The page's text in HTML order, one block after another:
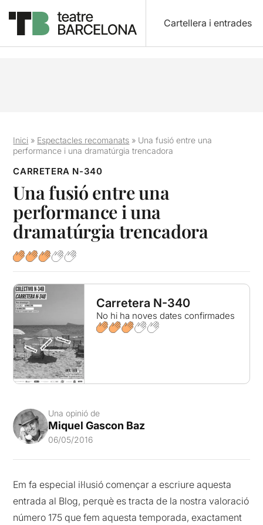
Cartellera i entrades
Inici » Espectacles recomanats » Una fusió entre una
performance i una dramatúrgia trencadora
CARRETERA N-340
Una fusió entre una
performance i una
dramatúrgia trencadora
Carretera N-340
No hi ha noves dates confirmades
Una opinió de
Miquel Gascon Baz
06/05/2016
Em fa especial il·lusió començar a escriure aquesta
entrada al Blog, perquè es tracta de la nostra valoració
número 175 que fem aquesta temporada, exactament